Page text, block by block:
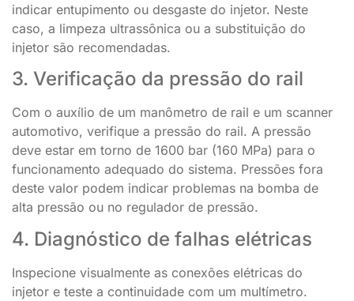
indicar entupimento ou desgaste do injetor. Neste
caso, a limpeza ultrassônica ou a substituição do
injetor são recomendadas.
3. Verificação da pressão do rail
Com o auxílio de um manômetro de rail e um scanner
automotivo, verifique a pressão do rail. A pressão
deve estar em torno de 1600 bar (160 MPa) para o
funcionamento adequado do sistema. Pressões fora
deste valor podem indicar problemas na bomba de
alta pressão ou no regulador de pressão.
4. Diagnóstico de falhas elétricas
Inspecione visualmente as conexões elétricas do
injetor e teste a continuidade com um multímetro.